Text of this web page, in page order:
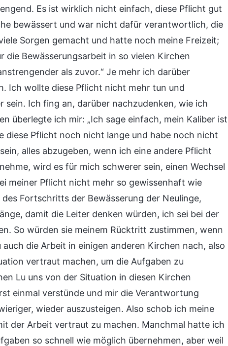
Es ist wirklich nicht einfach, diese Pflicht gut
bewässert und war nicht dafür verantwortlich, die
Sorgen gemacht und hatte noch meine Freizeit;
Bewässerungsarbeit in so vielen Kirchen
als zuvor.“ Je mehr ich darüber
Ich wollte diese Pflicht nicht mehr tun und
Ich fing an, darüber nachzudenken, wie ich
überlegte ich mir: „Ich sage einfach, mein Kaliber ist
Pflicht noch nicht lange und habe noch nicht
alles abzugeben, wenn ich eine andere Pflicht
wird es für mich schwerer sein, einen Wechsel
meiner Pflicht nicht mehr so gewissenhaft wie
Fortschritts der Bewässerung der Neulinge,
damit die Leiter denken würden, ich sei bei der
So würden sie meinem Rücktritt zustimmen, wenn
die Arbeit in einigen anderen Kirchen nach, also
vertraut machen, um die Aufgaben zu
Lu uns von der Situation in diesen Kirchen
einmal verstünde und mir die Verantwortung
wieder auszusteigen. Also schob ich meine
der Arbeit vertraut zu machen. Manchmal hatte ich
so schnell wie möglich übernehmen, aber weil